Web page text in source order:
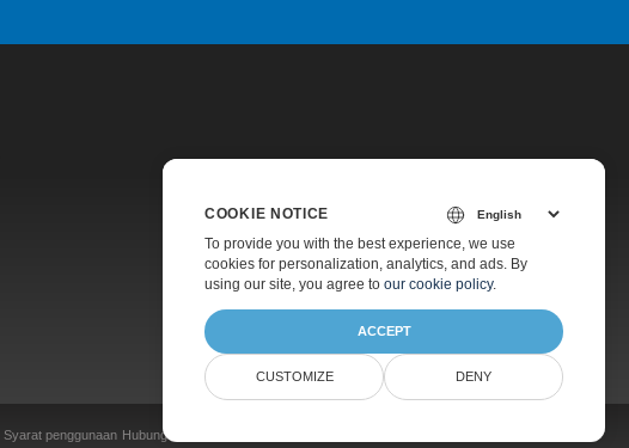
Harga
Konsultasi Gratis
Tentang
Syarat penggunaan Hubungi
COOKIE NOTICE
To provide you with the best experience, we use
cookies for personalization, analytics, and ads. By
using our site, you agree to our cookie policy.
ACCEPT
CUSTOMIZE DENY